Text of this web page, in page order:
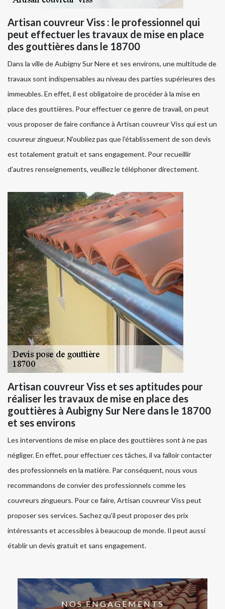
Artisan couvreur Viss : le professionnel qui
peut effectuer les travaux de mise en place
des gouttières dans le 18700
Dans la ville de Aubigny Sur Nere et ses environs, une multitude de
travaux sont indispensables au niveau des parties supérieures des
immeubles. En effet, il est obligatoire de procéder à la mise en
place des gouttières. Pour effectuer ce genre de travail, on peut
vous proposer de faire confiance à Artisan couvreur Viss qui est un
couvreur zingueur. N'oubliez pas que l'établissement de son devis
est totalement gratuit et sans engagement. Pour recueillir
d'autres renseignements, veuillez le téléphoner directement.
Artisan couvreur Viss et ses aptitudes pour
réaliser les travaux de mise en place des
gouttières à Aubigny Sur Nere dans le 18700
et ses environs
Les interventions de mise en place des gouttières sont à ne pas
négliger. En effet, pour effectuer ces tâches, il va falloir contacter
des professionnels en la matière. Par conséquent, nous vous
recommandons de convier des professionnels comme les
couvreurs zingueurs. Pour ce faire, Artisan couvreur Viss peut
proposer ses services. Sachez qu'il peut proposer des prix
intéressants et accessibles à beaucoup de monde. Il peut aussi
établir un devis gratuit et sans engagement.
NOS ENGAGEMENTS